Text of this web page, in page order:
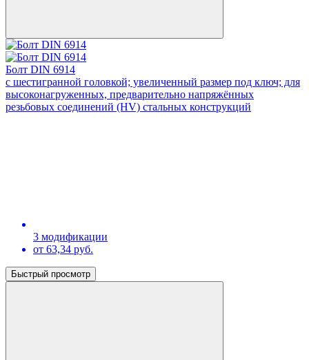
Болт DIN 6914
с шестигранной головкой; увеличенный размер под ключ; для
высоконагруженных, предварительно напряжённых
резьбовых соединений (HV) стальных конструкций
3 модификации
от 63,34 руб.
Быстрый просмотр